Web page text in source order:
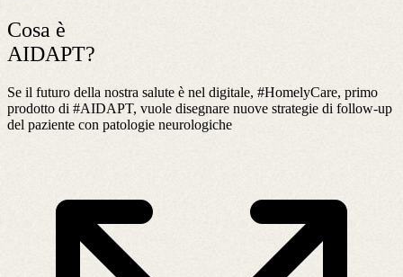
Cosa è
AIDAPT?
Se il futuro della nostra salute è nel digitale, #HomelyCare, primo
prodotto di #AIDAPT, vuole disegnare nuove strategie di follow-up
del paziente con patologie neurologiche